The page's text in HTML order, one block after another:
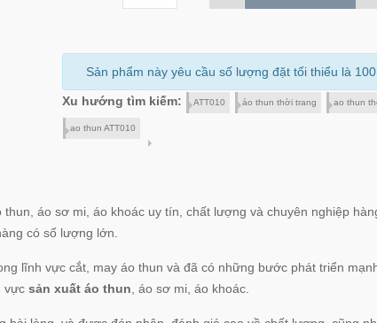
Sản phẩm này yêu cầu số lượng đặt tối thiểu là 100
Xu hướng tìm kiếm: ATT010 áo thun thời trang ao thun
ao thun ATT010
áo sơ mi, áo khoác uy tín, chất lượng và chuyên nghiệp
có số lượng lớn.
lĩnh vực cắt, may áo thun và đã có những bước phát triển
vực sản xuất áo thun , áo sơ mi, áo khoác.